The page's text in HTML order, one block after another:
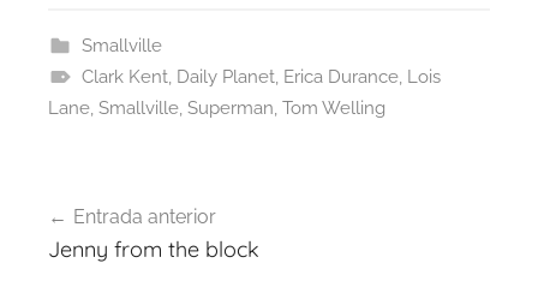
Smallville
Clark Kent, Daily Planet, Erica Durance, Lois
Lane Smallville Superman Tom Welling
de
Entrada anterior
Jenny from the block